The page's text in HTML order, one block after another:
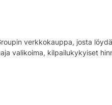
verkkokauppa, josta
valikoima, kilpailukykyiset